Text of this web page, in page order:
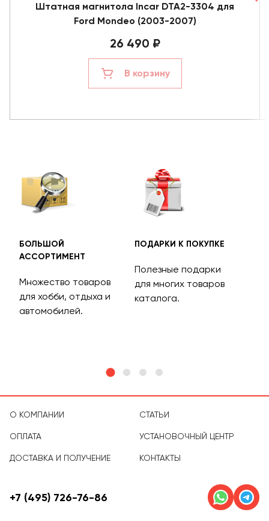
Штатная магнитола Incar DTA2-3304 для
Ford Mondeo (2003-2007)
26 490 ₽
В корзину
БОЛЬШОЙ
АССОРТИМЕНТ
Множество товаров
для хобби, отдыха и
автомобилей.
ПОДАРКИ К ПОКУПКЕ
Полезные подарки
для многих товаров
каталога.
О КОМПАНИИ
ОПЛАТА
ДОСТАВКА И ПОЛУЧЕНИЕ
СТАТЬИ
УСТАНОВОЧНЫЙ ЦЕНТР
КОНТАКТЫ
+7 (495) 726-76-86